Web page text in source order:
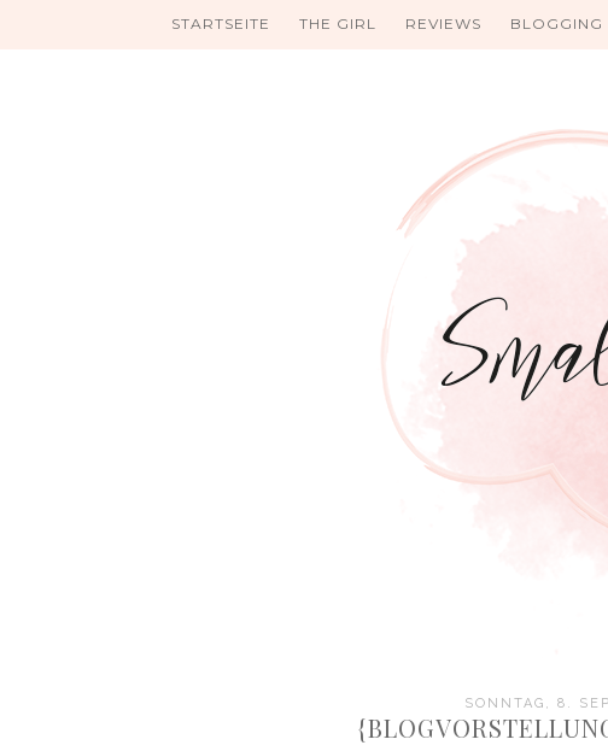
STARTSEITE THE GIRL REVIEWS BLOGGING
SONNTAG, 8.